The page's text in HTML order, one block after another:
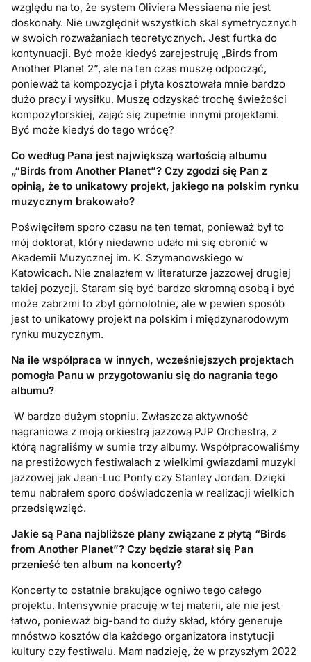
względu na to, że system Oliviera Messiaena nie jest
doskonały. Nie uwzględnił wszystkich skal symetrycznych
w swoich rozważaniach teoretycznych. Jest furtka do
kontynuacji. Być może kiedyś zarejestruję „Birds from
Another Planet 2”, ale na ten czas muszę odpocząć,
ponieważ ta kompozycja i płyta kosztowała mnie bardzo
dużo pracy i wysiłku. Muszę odzyskać trochę świeżości
kompozytorskiej, zająć się zupełnie innymi projektami.
Być może kiedyś do tego wrócę?
Co według Pana jest największą wartością albumu
„“Birds from Another Planet”? Czy zgodzi się Pan z
opinią, że to unikatowy projekt, jakiego na polskim rynku
muzycznym brakowało?
Poświęciłem sporo czasu na ten temat, ponieważ był to
mój doktorat, który niedawno udało mi się obronić w
Akademii Muzycznej im. K. Szymanowskiego w
Katowicach. Nie znalazłem w literaturze jazzowej drugiej
takiej pozycji. Staram się być bardzo skromną osobą i być
może zabrzmi to zbyt górnolotnie, ale w pewien sposób
jest to unikatowy projekt na polskim i międzynarodowym
rynku muzycznym.
Na ile współpraca w innych, wcześniejszych projektach
pomogła Panu w przygotowaniu się do nagrania tego
albumu?
W bardzo dużym stopniu. Zwłaszcza aktywność
nagraniowa z moją orkiestrą jazzową PJP Orchestrą, z
którą nagraliśmy w sumie trzy albumy. Współpracowaliśmy
na prestiżowych festiwalach z wielkimi gwiazdami muzyki
jazzowej jak Jean-Luc Ponty czy Stanley Jordan. Dzięki
temu nabrałem sporo doświadczenia w realizacji wielkich
przedsięwzięć.
Jakie są Pana najbliższe plany związane z płytą “Birds
from Another Planet”? Czy będzie starał się Pan
przenieść ten album na koncerty?
Koncerty to ostatnie brakujące ogniwo tego całego
projektu. Intensywnie pracuję w tej materii, ale nie jest
łatwo, ponieważ big-band to duży skład, który generuje
mnóstwo kosztów dla każdego organizatora instytucji
kultury czy festiwalu. Mam nadzieję, że w przyszłym 2022